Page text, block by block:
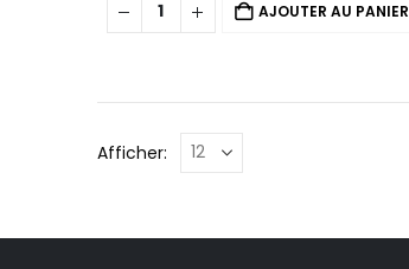
AJOUTER AU PANIER
Afficher: